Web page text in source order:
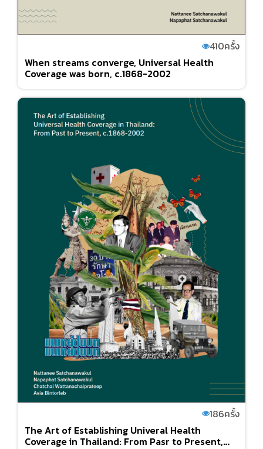
410ครั้ง
When streams converge, Universal Health
Coverage was born, c.1868-2002
186ครั้ง
The Art of Establishing Univeral Health
Coverage in Thailand: From Pasr to Present,